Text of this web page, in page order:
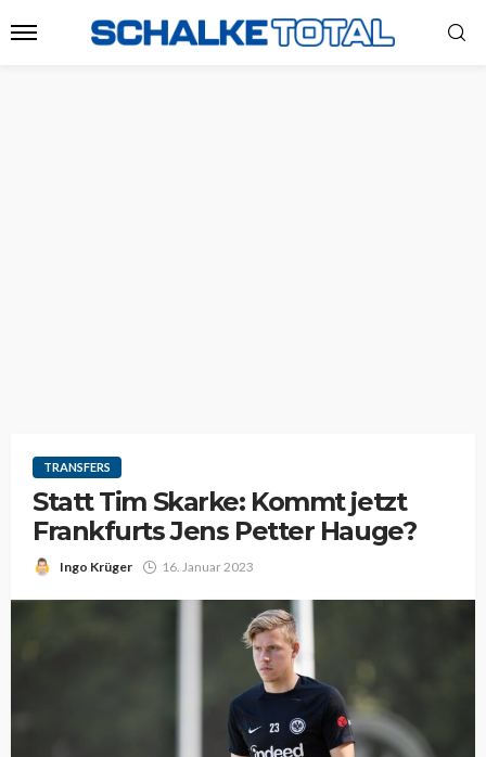
TRANSFERS
Statt Tim Skarke: Kommt jetzt
Frankfurts Jens Petter Hauge?
Ingo Krüger 16. Januar 2023